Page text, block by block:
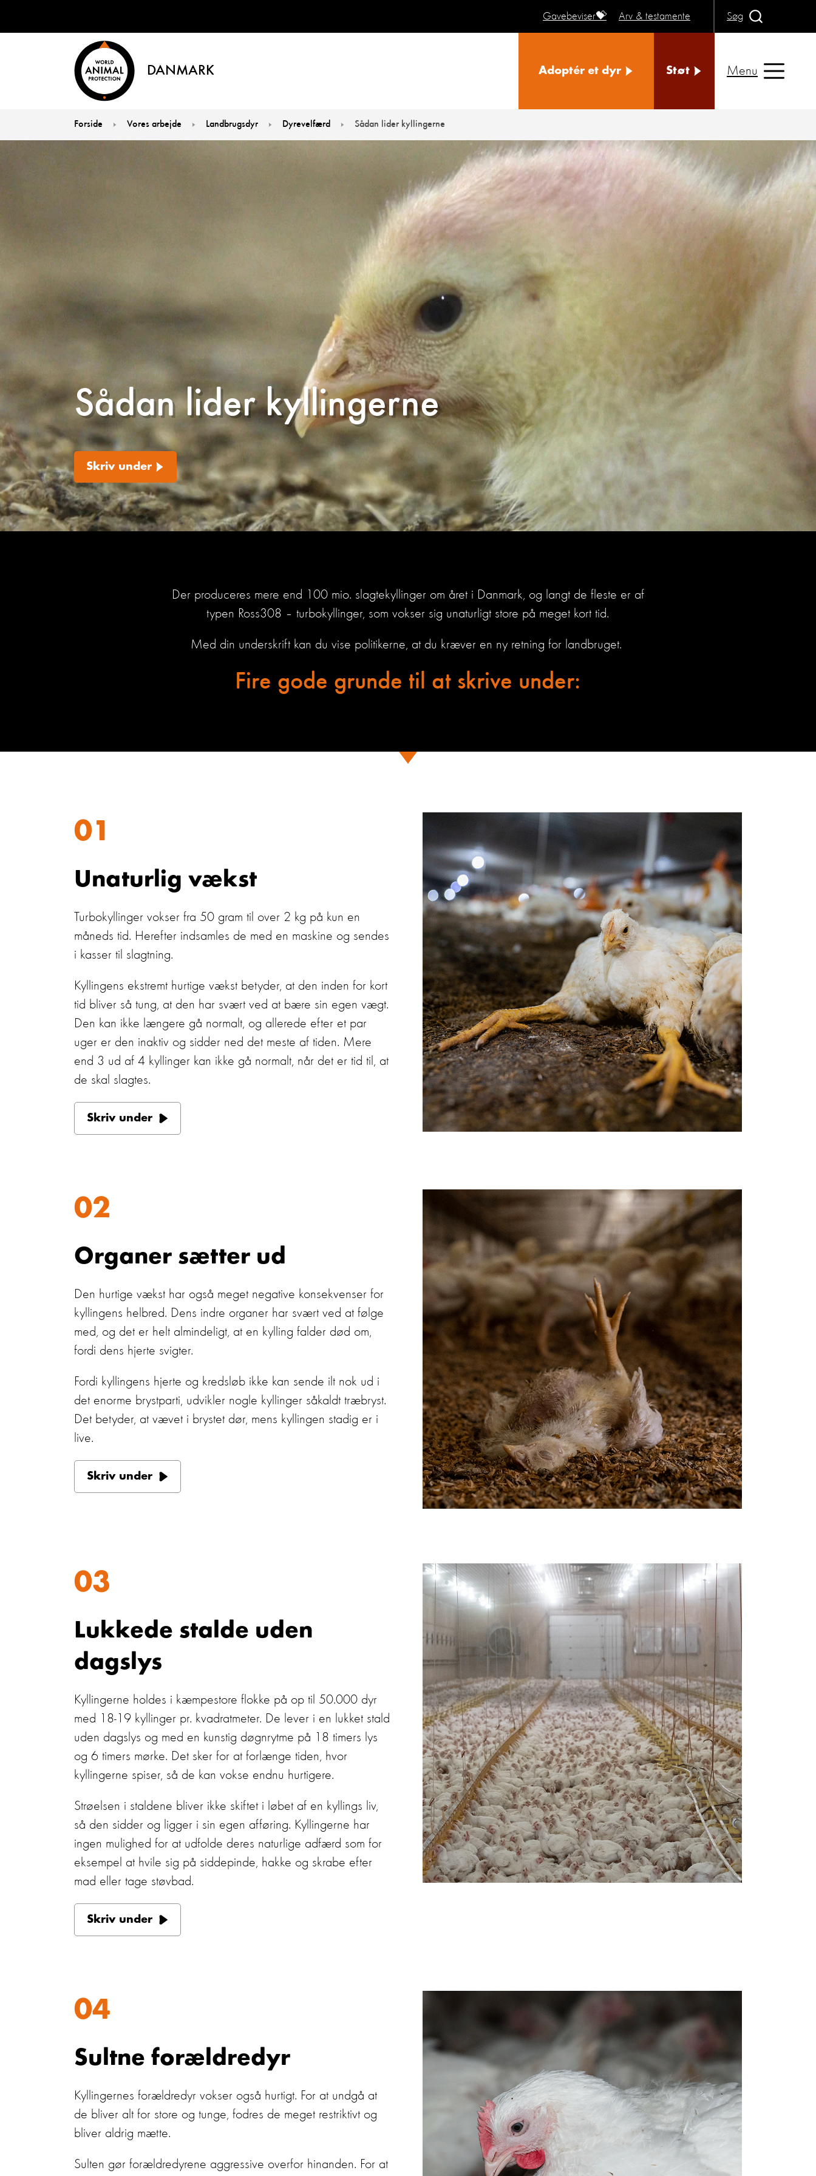
DANMARK
Gavebeviser💝 Arv & testamente Søg
Adoptér et dyr Støt Menu
Forside Vores arbejde Landbrugsdyr Dyrevelfærd Sådan lider kyllingerne
Sådan lider kyllingerne
Skriv under
Der produceres mere end 100 mio. slagtekyllinger om året i Danmark, og langt de fleste er af
typen Ross308 – turbokyllinger, som vokser sig unaturligt store på meget kort tid.
Med din underskrift kan du vise politikerne, at du kræver en ny retning for landbruget.
Fire gode grunde til at skrive under:
01
Unaturlig vækst
Turbokyllinger vokser fra 50 gram til over 2 kg på kun en
måneds tid. Herefter indsamles de med en maskine og sendes
i kasser til slagtning.
Kyllingens ekstremt hurtige vækst betyder, at den inden for kort
tid bliver så tung, at den har svært ved at bære sin egen vægt.
Den kan ikke længere gå normalt, og allerede efter et par
uger er den inaktiv og sidder ned det meste af tiden. Mere
end 3 ud af 4 kyllinger kan ikke gå normalt, når det er tid til, at
de skal slagtes.
Skriv under
02
Organer sætter ud
Den hurtige vækst har også meget negative konsekvenser for
kyllingens helbred. Dens indre organer har svært ved at følge
med, og det er helt almindeligt, at en kylling falder død om,
fordi dens hjerte svigter.
Fordi kyllingens hjerte og kredsløb ikke kan sende ilt nok ud i
det enorme brystparti, udvikler nogle kyllinger såkaldt træbryst.
Det betyder, at vævet i brystet dør, mens kyllingen stadig er i
live.
Skriv under
03
Lukkede stalde uden
dagslys
Kyllingerne holdes i kæmpestore flokke på op til 50.000 dyr
med 18-19 kyllinger pr. kvadratmeter. De lever i en lukket stald
uden dagslys og med en kunstig døgnrytme på 18 timers lys
og 6 timers mørke. Det sker for at forlænge tiden, hvor
kyllingerne spiser, så de kan vokse endnu hurtigere.
Strøelsen i staldene bliver ikke skiftet i løbet af en kyllings liv,
så den sidder og ligger i sin egen afføring. Kyllingerne har
ingen mulighed for at udfolde deres naturlige adfærd som for
eksempel at hvile sig på siddepinde, hakke og skrabe efter
mad eller tage støvbad.
Skriv under
04
Sultne forældredyr
Kyllingernes forældredyr vokser også hurtigt. For at undgå at
de bliver alt for store og tunge, fodres de meget restriktivt og
bliver aldrig mætte.
Sulten gør forældredyrene aggressive overfor hinanden. For at